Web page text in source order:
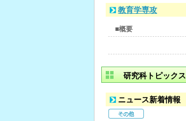
教育学専攻
■概要
研究科トピックス
ニュース新着情報